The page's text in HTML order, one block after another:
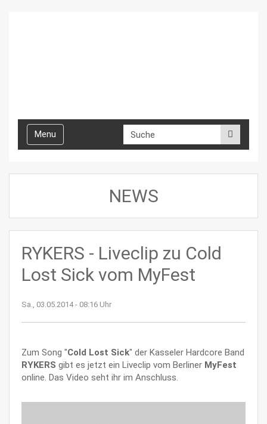
Toggle
navigation
Menu
NEWS
RYKERS - Liveclip zu Cold
Lost Sick vom MyFest
Sa., 03.05.2014 - 08:16 Uhr
Zum Song "Cold Lost Sick" der Kasseler Hardcore Band
RYKERS gibt es jetzt ein Liveclip vom Berliner MyFest
online. Das Video seht ihr im Anschluss.